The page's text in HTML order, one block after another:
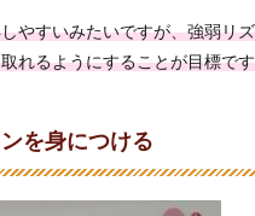
やすいみたいですが、強弱リ
れるようにすることが目標で
を身につける